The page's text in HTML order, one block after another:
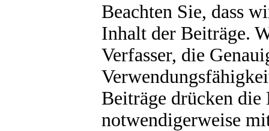
Beachten Sie, dass
Inhalt der Beiträge.
Verfasser, die
Beiträge drücken die
notwendigerweise